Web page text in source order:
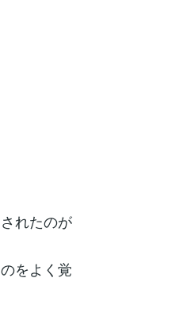
れたのが
をよく覚